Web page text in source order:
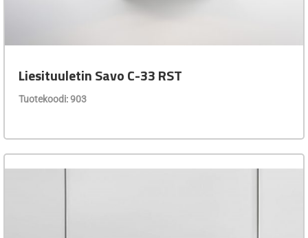
Liesituuletin Savo C-33 RST
Tuotekoodi: 903